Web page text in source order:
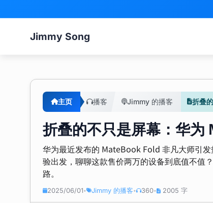
Jimmy Song
主页 播客 Jimmy 的播客 折叠
折叠的不只是屏幕：华
华为最近发布的 MateBook Fold 非凡大师引
验出发，聊聊这款售价两万的设备到底值不值
路。
2025/06/01• Jimmy 的播客• 360• 2005 字